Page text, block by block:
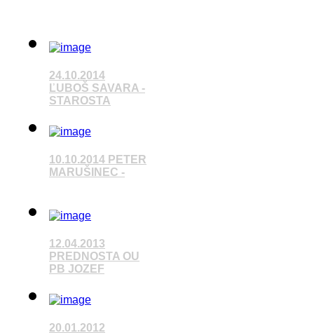
24.10.2014
ĽUBOŠ SAVARA -
STAROSTA
Pozrieť video
10.10.2014 PETER
MARUŠINEC -
12.04.2013
PREDNOSTA OU
PB JOZEF
Pozrieť video
20.01.2012